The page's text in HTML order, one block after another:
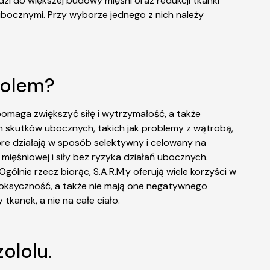
Przy wyborze jednego z nich należy
zwiększyć siłę i wytrzymałość, a także
skutków ubocznych, takich jak problemy z wątrobą,
działają w sposób selektywny i celowany na
i siły bez ryzyka działań ubocznych.
rzecz biorąc, S.A.R.M.y oferują wiele korzyści w
a także nie mają one negatywnego
a nie na całe ciało.